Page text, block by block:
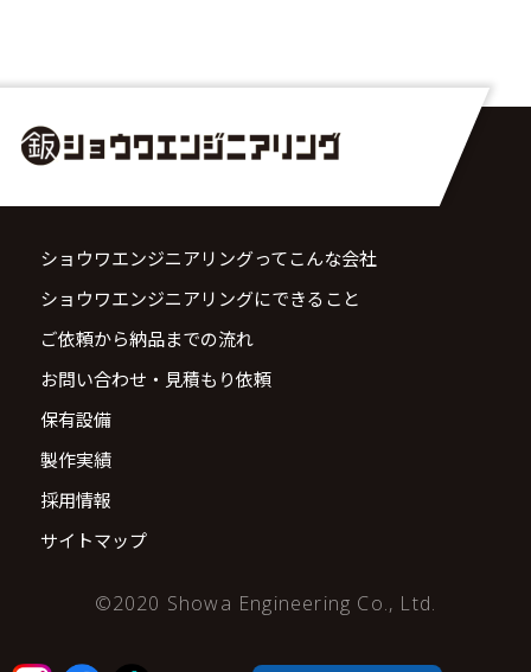
ショウワエンジニアリングってこんな会社
ショウワエンジニアリングにできること
ご依頼から納品までの流れ
お問い合わせ・見積もり依頼
保有設備
製作実績
採用情報
サイトマップ
©2020 Showa Engineering Co., Ltd.